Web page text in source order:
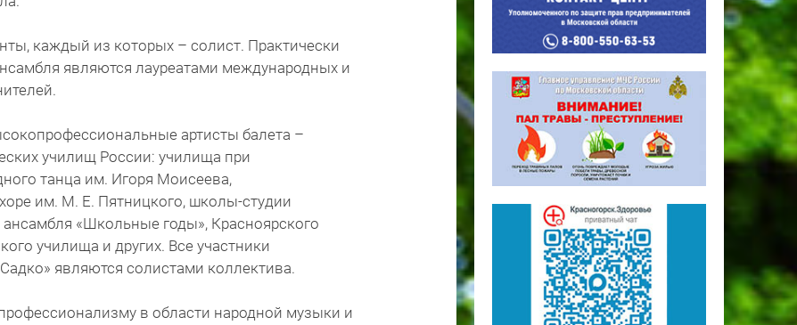
каждый из которых – солист. Практически
являются лауреатами международных и
артисты балета –
училищ России: училища при
танца им. Игоря Моисеева,
им. М. Е. Пятницкого, школы-студии
«Школьные годы», Красноярского
училища и других. Все участники
являются солистами коллектива.
в области народной музыки и